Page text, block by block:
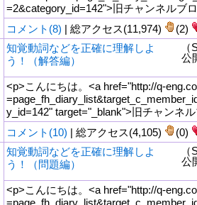
=2&category_id=142">旧チャンネルブ
コメント(8) | 総アクセス(11,974) (2)
知覚動詞などを正確に理解しよ
う！（解答編）
公
<p>こんにちは。<a href="http://q-
y_id=142" target="_blank">旧チャンネ
コメント(10) | 総アクセス(4,105) (0)
知覚動詞などを正確に理解しよ
う！（問題編）
公
<p>こんにちは。<a href="http://q-